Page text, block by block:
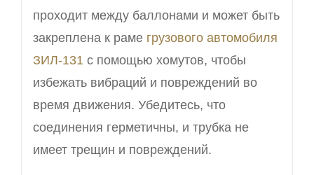
проходит между баллонами и может быть
закреплена к раме грузового автомобиля
ЗИЛ-131 с помощью хомутов, чтобы
избежать вибраций и повреждений во
время движения. Убедитесь, что
соединения герметичны, и трубка не
имеет трещин и повреждений.